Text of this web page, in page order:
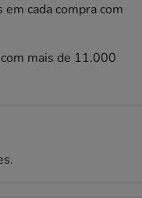
cada compra com
mais de 11.000